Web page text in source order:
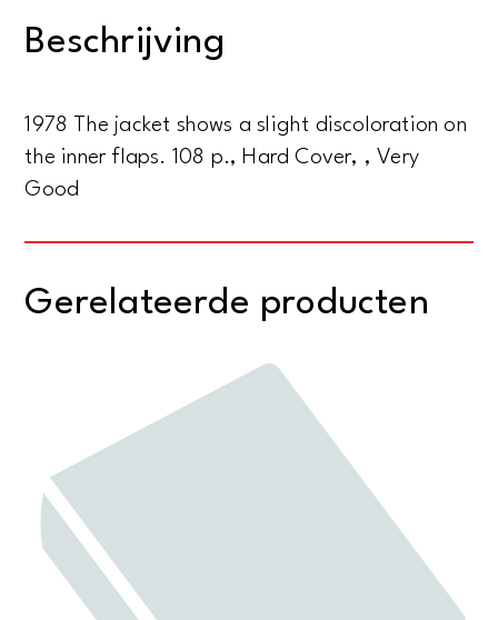
Beschrijving
1978 The jacket shows a slight discoloration on
the inner flaps. 108 p., Hard Cover, , Very
Good
Gerelateerde producten